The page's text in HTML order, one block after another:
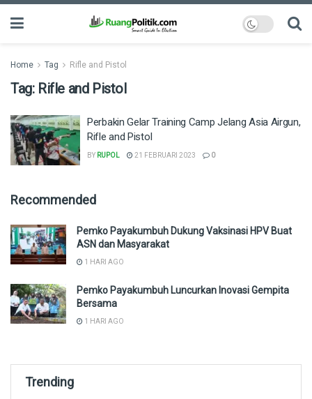
Home Tag Rifle and Pistol
Tag: Rifle and Pistol
Perbakin Gelar Training Camp Jelang Asia Airgun,
Rifle and Pistol
BY RUPOL 21 FEBRUARI 2023 0
Recommended
Pemko Payakumbuh Dukung Vaksinasi HPV Buat
ASN dan Masyarakat
1 HARI AGO
Pemko Payakumbuh Luncurkan Inovasi Gempita
Bersama
1 HARI AGO
Trending